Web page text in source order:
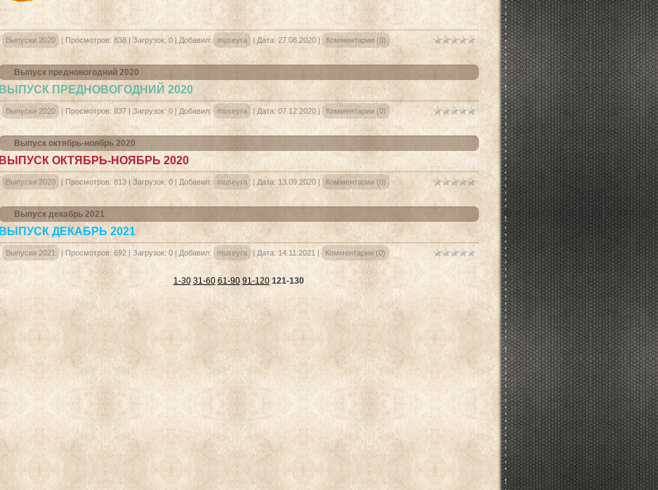
Выпуски 2020 | Просмотров: 838| Загрузок: 0| Добавил: museyra |Дата: 27.08.2020 | Комментарии (0)
Выпуск предновогодний 2020
ВЫПУСК ПРЕДНОВОГОДНИЙ 2020
Выпуски 2020 | Просмотров: 837| Загрузок: 0|Добавил: museyra |Дата: 07.12.2020 | Комментарии (0)
Выпуск октябрь-ноябрь 2020
ВЫПУСК ОКТЯБРЬ-НОЯБРЬ 2020
Выпуски 2020 | Просмотров: 813| Загрузок: 0| Добавил: museyra |Дата: 13.09.2020 | Комментарии (0)
Выпуск декабрь 2021
ВЫПУСК ДЕКАБРЬ 2021
Выпуски 2021 | Просмотров: 692| Загрузок: 0| Добавил: museyra | Дата: 14.11.2021 | Комментарии (0)
1-30 31-60 61-90 91-120 121-130